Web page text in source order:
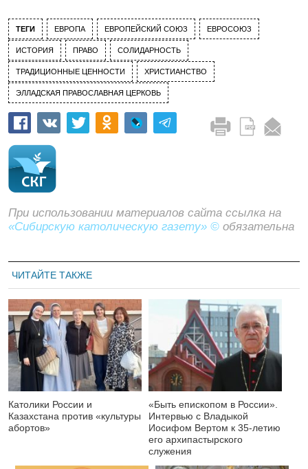
ТЕГИ ЕВРОПА ЕВРОПЕЙСКИЙ СОЮЗ ЕВРОСОЮЗ
ИСТОРИЯ ПРАВО СОЛИДАРНОСТЬ
ТРАДИЦИОННЫЕ ЦЕННОСТИ ХРИСТИАНСТВО
ЭЛЛАДСКАЯ ПРАВОСЛАВНАЯ ЦЕРКОВЬ
При использовании материалов сайта ссылка на
«Сибирскую католическую газету» © обязательна
ЧИТАЙТЕ ТАКЖЕ
Католики России и
Казахстана против «культуры
абортов»
«Быть епископом в России».
Интервью с Владыкой
Иосифом Вертом к 35-летию
его архипастырского
служения